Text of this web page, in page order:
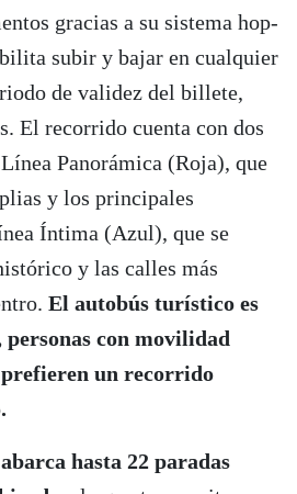
gracias a su sistema hop-
subir y bajar en cualquier
de validez del billete,
El recorrido cuenta con dos
Panorámica (Roja), que
y los principales
Íntima (Azul), que se
y las calles más
El autobús turístico es
con movilidad
un recorrido
hasta 22 paradas